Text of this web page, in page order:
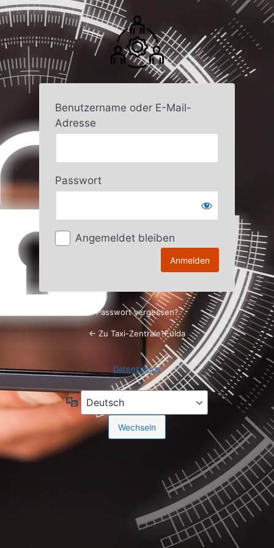
Anmelden
Benutzername oder E-Mail-
Adresse
Passwort
Angemeldet bleiben
Passwort vergessen?
← Zu Taxi-Zentrale-Fulda
Datenschutz
Sprache